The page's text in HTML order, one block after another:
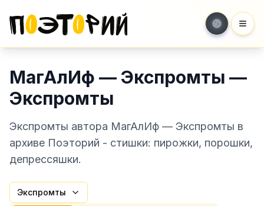
МагАлИф — Экспромты —
Экспромты
Экспромты автора МагАлИф — Экспромты в
архиве Поэторий - стишки: пирожки, порошки,
депрессяшки.
Экспромты